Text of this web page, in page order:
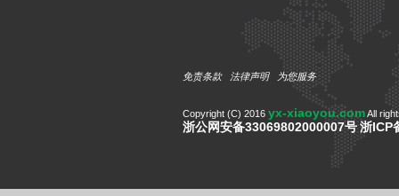
免责条款 法律声明 为您服务
Copyright (C) 2016 yx-xiaoyou.comAll
浙公网安备33069802000007号浙ICP